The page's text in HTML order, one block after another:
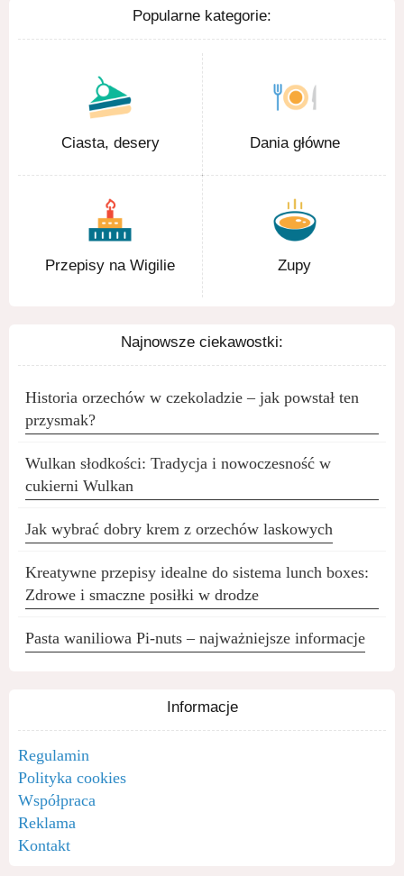
Popularne kategorie:
Ciasta, desery Dania główne
Przepisy na Wigilie Zupy
Najnowsze ciekawostki:
Historia orzechów w czekoladzie – jak powstał ten
przysmak?
Wulkan słodkości: Tradycja i nowoczesność w
cukierni Wulkan
Jak wybrać dobry krem z orzechów laskowych
Kreatywne przepisy idealne do sistema lunch boxes:
Zdrowe i smaczne posiłki w drodze
Pasta waniliowa Pi-nuts – najważniejsze informacje
Informacje
Regulamin
Polityka cookies
Współpraca
Reklama
Kontakt